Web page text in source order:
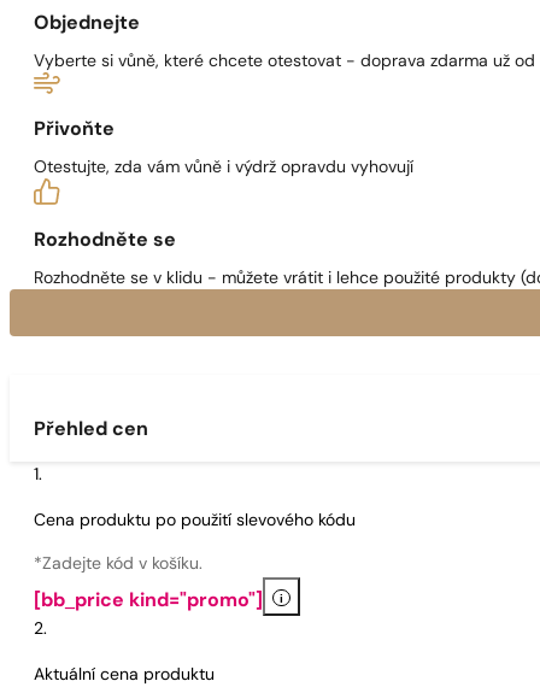
Objednejte
Vyberte si vůně, které chcete otestovat - doprava zdarma už
Přivoňte
Otestujte, zda vám vůně i výdrž opravdu vyhovují
Rozhodněte se
Rozhodněte se v klidu - můžete vrátit i lehce použité produkty
Přehled cen
Cena produktu po použití slevového kódu
*Zadejte kód v košíku.
[bb_price kind="promo"] i
Aktuální cena produktu